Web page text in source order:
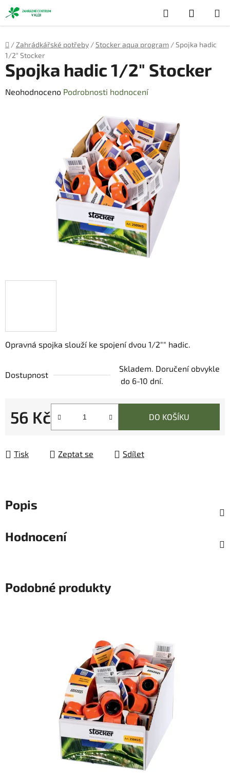
Přejít
na
obsah
Hledat
KOŠÍK
Domů
/ Zahrádkářské potřeby /Stocker aqua program /Spojka hadic
1/2" Stocker
Opravná spojka slouží ke spojení dvou 1/2"" hadic.
Dostupnost
Skladem. Doručení obvykle
do 6-10 dní.
56 Kč
Měrná cena:
DO KOŠÍKU
Tisk Zeptat se Sdílet
Spojka hadic 1/2" Stocker
Průměrné
Neohodnoceno Podrobnosti hodnocení
Popis
Hodnocení
Podobné produkty